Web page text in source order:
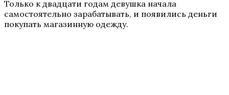
Только к двадцати годам девушка начала
самостоятельно зарабатывать, и появились деньги
покупать магазинную одежду.